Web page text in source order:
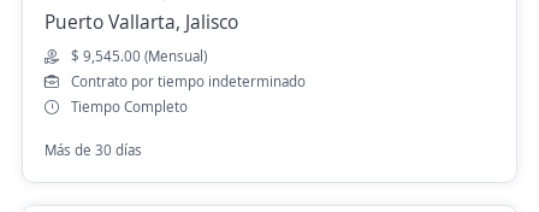
Puerto Vallarta, Jalisco
$ 9,545.00 (Mensual)
Contrato por tiempo indeterminado
Tiempo Completo
Más de 30 días